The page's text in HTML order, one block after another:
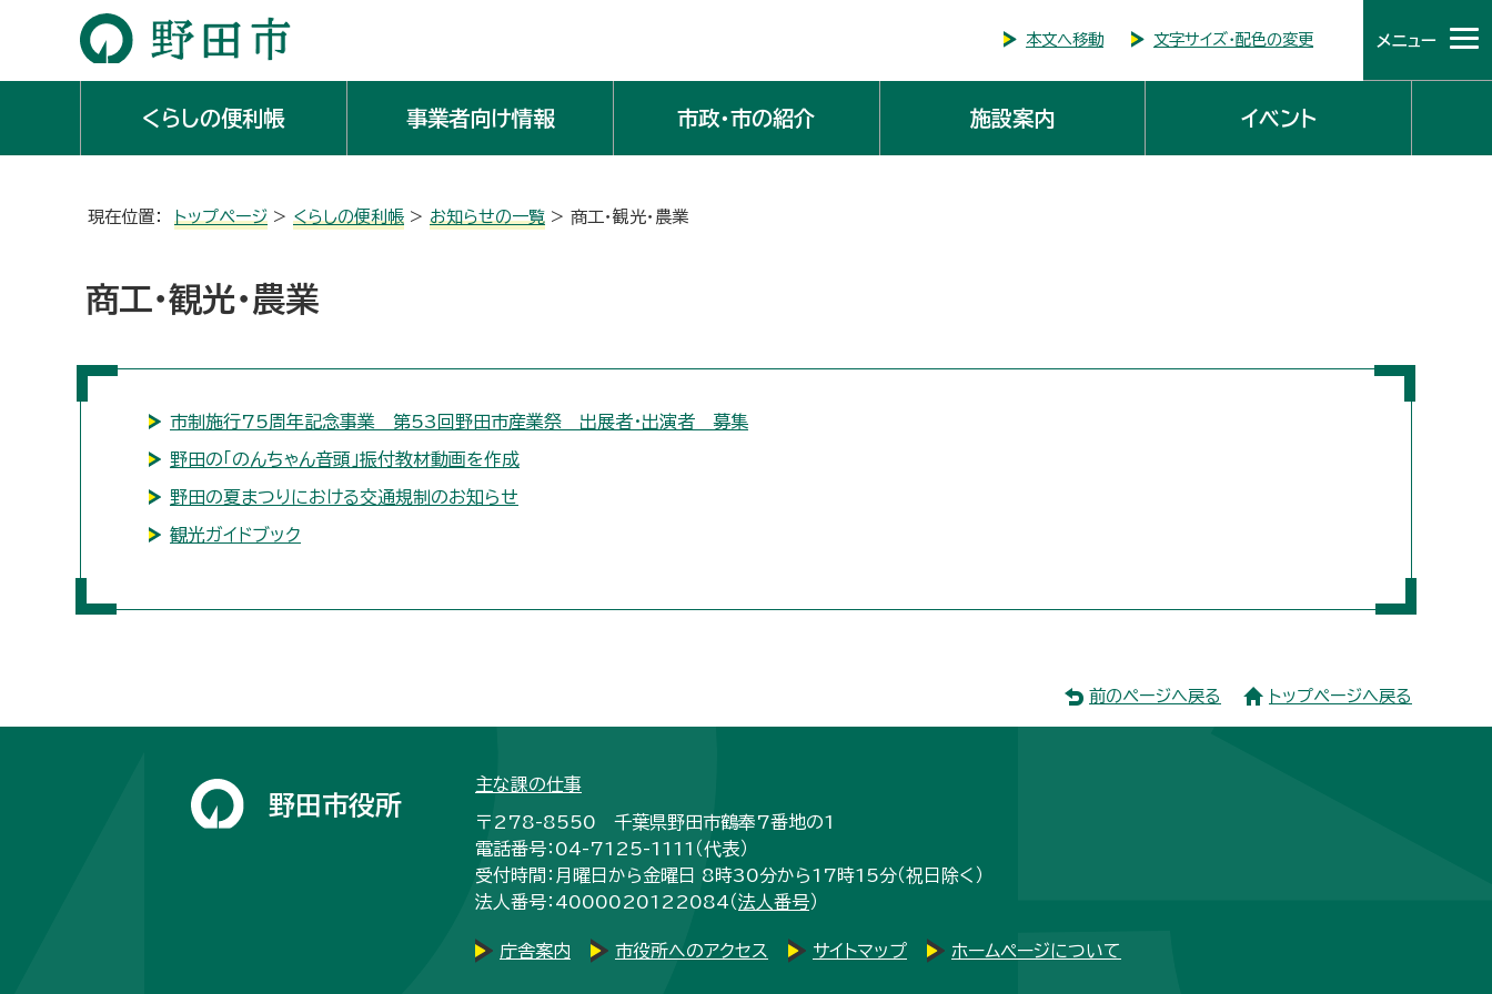
本文へ移動 文字サイズ・配色の変更 メニュー
くらしの便利帳 事業者向け情報 市政・市の紹介 施設案内 イベント
現在位置： トップページ > くらしの便利帳 > お知らせの一覧 > 商工・観光・農業
商工・観光・農業
市制施行75周年記念事業 第53回野田市産業祭 出展者・出演者 募集
野田の「のんちゃん音頭」振付教材動画を作成
野田の夏まつりにおける交通規制のお知らせ
観光ガイドブック
前のページへ戻る トップページへ戻る
野田市役所
主な課の仕事
〒278-8550 千葉県野田市鶴奉7番地の1
電話番号：04-7125-1111（代表）
受付時間：月曜日から金曜日 8時30分から17時15分（祝日除く）
法人番号：4000020122084（法人番号）
庁舎案内 市役所へのアクセス サイトマップ ホームページについて